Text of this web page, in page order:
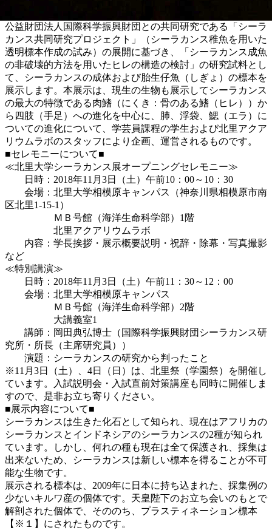
公益財団法人国際科学振興財団との共同研究である「シーラ
カンス共同研究プロジェクト」（シーラカンス稚魚を用いた
透明標本作成の試み）の展開に基づき、「シーラカンス成魚
の非破壊的方法を用いたヒレの構造の検討」の研究試料とし
て、シーラカンスの成体および胎生仔魚（しぎょ）の標本を
展示します。本展示は、現生の生物も展示してシーラカンス
の最大の特徴である肉鰭（にくき：骨のある鰭（ヒレ））か
ら四肢（手足）への進化を中心に、肺、浮袋、鰓（エラ）に
ついての進化について、学芸員課程の学生および北里アクア
リウムラボのスタッフにより企画、運営されるものです。
■セレモニーについて■
≪北里大学シーラカンス展オープニングセレモニー≫
日時：2018年11月3日（土）午前10：00～10：30
会場：北里大学相模原キャンパス（神奈川県相模原市南
区北里1-15-1）
ＭＢ号館（海洋生命科学部）1階
北里アクアリウムラボ
内容：学長挨拶・展示概要説明・祝辞・除幕・写真撮影
など
≪特別講演≫
日時：2018年11月3日（土）午前11：30～12：00
会場：北里大学相模原キャンパス
ＭＢ号館（海洋生命科学部）2階
大講義室1
講師：岡田典弘博士（国際科学振興財団シーラカンス研
究所・所長（主席研究員））
演題：シーラカンスの研究から判ったこと
※11月3日（土）、4日（日）は、北里祭（学園祭）を開催し
ています。入試説明会・入試直前対策講座も同時に開催しま
すので、是非お立ち寄りください。
■展示内容について■
シーラカンスは生きた化石として知られ、現在はアフリカの
シーラカンスとインドネシアのシーラカンスの2種が知られ
ています。しかし、何れの種も現在は全て保護され、採集は
出来ないため、シーラカンスは新しい標本を得ることが不可
能な生物です。
展示される標本は、2009年に日本に持ち込まれた、採集例の
少ないキルワ産の個体です。天皇陛下のお立ち会いのもとで
解剖された個体で、そののち、プラスティネーション標本
【※１】にされたものです。